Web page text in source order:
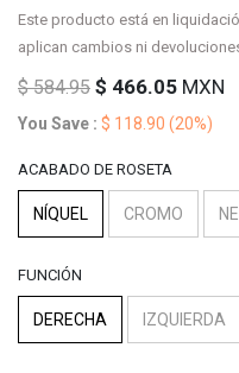
Este producto está en
aplican cambios ni
$584.95 $ 466.05 MXN
You Save : $ 118.90 (20%)
ACABADO DE ROSETA
NÍQUEL CROMO
FUNCIÓN
DERECHA IZQUIERDA